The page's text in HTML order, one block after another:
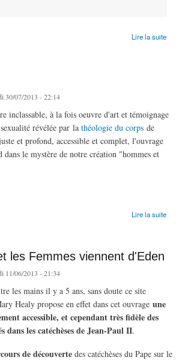
Lire la suite
30/07/2013 - 22:14
inclassable, à la fois oeuvre d'art et témoignage
révélée par la théologie du corps de
et profond, accessible et complet, l'ouvrage
le mystère de notre création "hommes et
Lire la suite
les Femmes viennent d'Eden
11/06/2013 - 21:34
les mains il y a 5 ans, sans doute ce site
Healy propose en effet dans cet ouvrage une
accessible, et cependant très fidèle des
dans les catéchèses de Jean-Paul II.
de découverte des catéchèses du Pape sur le